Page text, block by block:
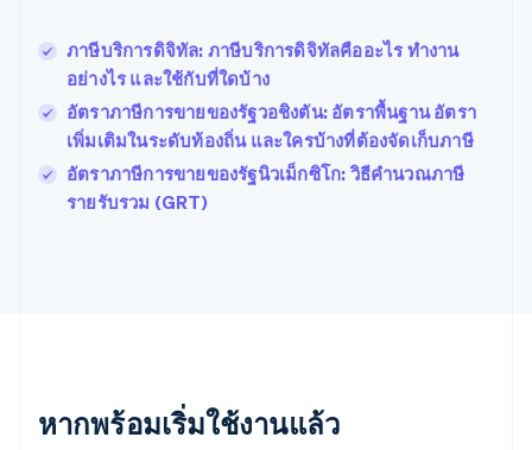
ภาษีบริการดิจิทัล: ภาษีบริการดิจิทัลคืออะไร ทำงาน
อย่างไร และใช้กับที่ใดบ้าง
อัตราภาษีการขายของรัฐวอชิงตัน: ​​อัตราพื้นฐาน อัตรา
เพิ่มเติมในระดับท้องถิ่น และใครบ้างที่ต้องจัดเก็บภาษี
อัตราภาษีการขายของรัฐนิวเม็กซิโก: วิธีคำนวณภาษี
รายรับรวม (GRT)
หากพร้อมเริ่มใช้งานแล้ว
โปรตุเกส
Português English
โปแลนด์
English
ฝรั่งเศส
English
ฟินแลนด์
EnglishSvenska
เยอรมนี